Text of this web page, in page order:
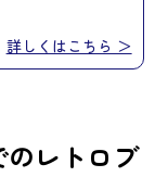
詳しくはこちら ＞
レトロブ